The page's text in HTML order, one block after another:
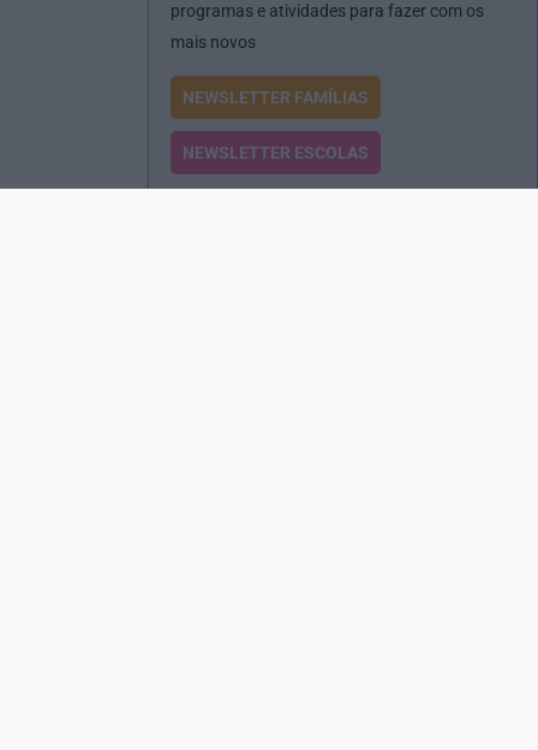
programas e atividades para fazer com os
mais novos
NEWSLETTER FAMÍLIAS
NEWSLETTER ESCOLAS